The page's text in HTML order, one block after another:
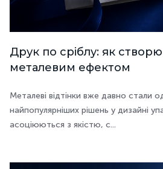
Друк по сріблу: як
металевим ефектом
Металеві відтінки вже давно стали
найпопулярніших рішень у дизайні
асоціюються з якістю, с...